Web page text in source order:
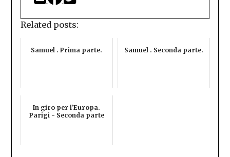
Related posts:
Samuel . Prima parte. Samuel . Seconda parte.
In giro per l'Europa.
Parigi - Seconda parte